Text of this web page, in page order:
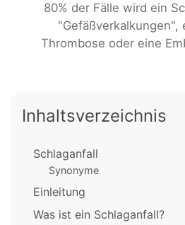
80% der Fälle wird ein
"Gefäßverkalkungen",
Thrombose oder eine
Inhaltsverzeichnis
Schlaganfall
Synonyme
Einleitung
Was ist ein Schlaganfall?